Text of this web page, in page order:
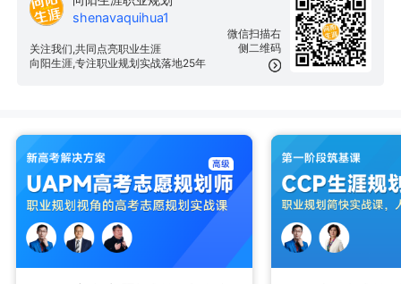
微信扫描右
侧二维码
shenavaquihua1
关注我们,共同点亮职业生涯
向阳生涯,专注职业规划实战落地25年